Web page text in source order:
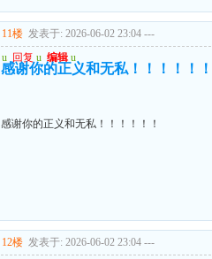
11楼 发表于: 2026-06-02 23:04 ---
u 回复 u 编辑 u
感谢你的正义和无私！！！！！！
感谢你的正义和无私！！！！！！
12楼 发表于: 2026-06-02 23:04 ---